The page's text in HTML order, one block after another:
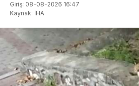
Giriş: 08-08-2026 16:47
Kaynak: İHA